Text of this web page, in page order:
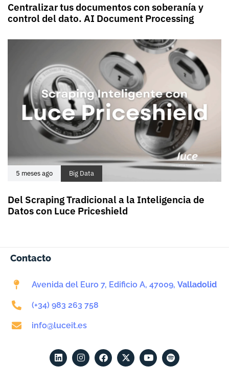
Centralizar tus documentos con soberanía y
control del dato. AI Document Processing
5 meses ago Big Data
Del Scraping Tradicional a la Inteligencia de
Datos con Luce Priceshield
Contacto
Avenida del Euro 7, Edificio A, 47009, Valladolid
(+34) 983 263 758
info@luceit.es